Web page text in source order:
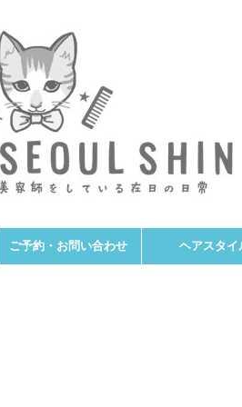
ご予約・お問い合わせ ヘアスタイ